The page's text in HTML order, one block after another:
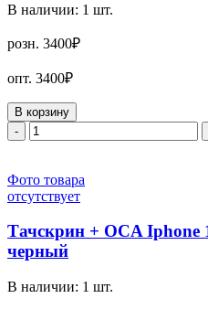
В наличии: 1 шт.
розн. 3400₽
опт. 3400₽
В корзину
-
Фото товара
отсутствует
Тачскрин + OCA Iphone
черный
В наличии: 1 шт.